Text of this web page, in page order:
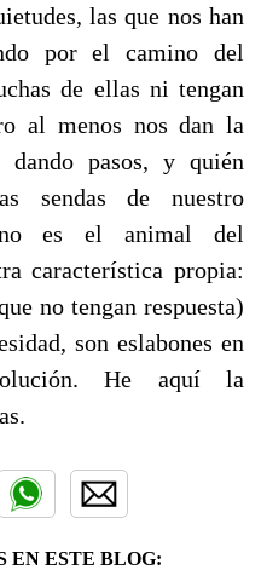
las que nos han
por el camino del
de ellas ni tengan
al menos nos dan la
dando pasos, y quién
sendas de nuestro
es el animal del
característica propia:
no tengan respuesta)
son eslabones en
He aquí la
EN ESTE BLOG: